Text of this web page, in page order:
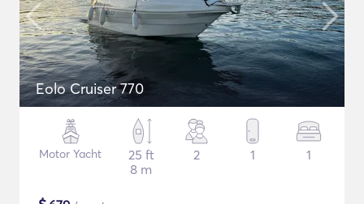
Eolo Cruiser 770
Motor Yacht
25 ft
8 m
2 1 1